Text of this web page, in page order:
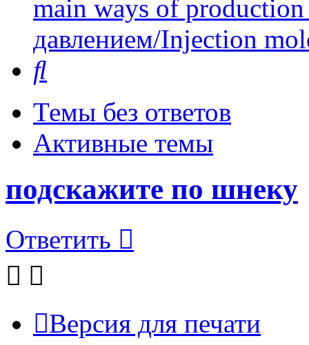
main ways of
давлением/Injection
Темы без ответов
Активные темы
подскажите по шнеку
Ответить
Версия для печати